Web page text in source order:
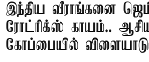
இந்திய வீராங்கனை
ரோட்ரிக்ஸ் காயம்..
கோப்பையில்